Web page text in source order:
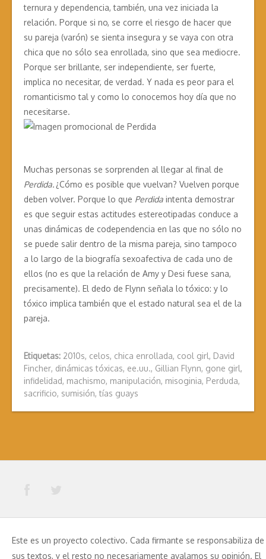
ternura y dependencia, también, una vez iniciada la
relación. Porque si no, se corre el riesgo de hacer que
su pareja (varón) se sienta insegura y se vaya con otra
chica que no sólo sea enrollada, sino que sea mediocre.
Porque ser brillante, ser independiente, ser fuerte,
implica no necesitar, de verdad. Y nada es peor para el
romanticismo tal y como lo conocemos hoy día que no
necesitarse.
Muchas personas se sorprenden al llegar al final de
Perdida. ¿Cómo es posible que vuelvan? Vuelven porque
deben volver. Porque lo que Perdida intenta demostrar
es que seguir estas actitudes estereotipadas conduce a
unas dinámicas de codependencia en las que no sólo no
se puede salir dentro de la misma pareja, sino tampoco
a lo largo de la biografía sexoafectiva de cada uno de
ellos (no es que la relación de Amy y Desi fuese sana,
precisamente). El dedo de Flynn señala lo tóxico: y lo
tóxico implica también que el estado natural sea el de la
pareja.
Etiquetas: 2010s, celos, chica enrollada, cool girl, David
Fincher, dinámicas tóxicas, ee.uu., Gillian Flynn, gone girl,
infidelidad, machismo, manipulación, misoginia, Perduda,
sacrificio, sumisión,tías guays
Este es un proyecto colectivo. Cada firmante se responsabiliza de
sus textos, y el resto no necesariamente avalamos su opinión. El